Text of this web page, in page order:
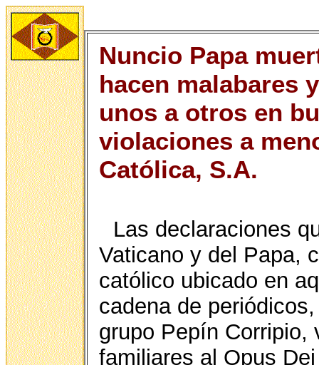
Nuncio Papa
hacen malabares
unos a otros en
violaciones a
Católica, S.A.
Las declaraciones
Vaticano y del Papa,
católico ubicado en
cadena de
grupo Pepín Corripio,
familiares al Opus